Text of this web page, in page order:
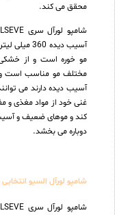
محقق می کند.
مو خوره است و از خشکی
مختلف مو مناسب است و
آسیب دیده دارند می
غنی خود از مواد مغذی و
کند و موهای ضعیف و آسیب
دوباره می بخشد.
شامپو لورآل السیو